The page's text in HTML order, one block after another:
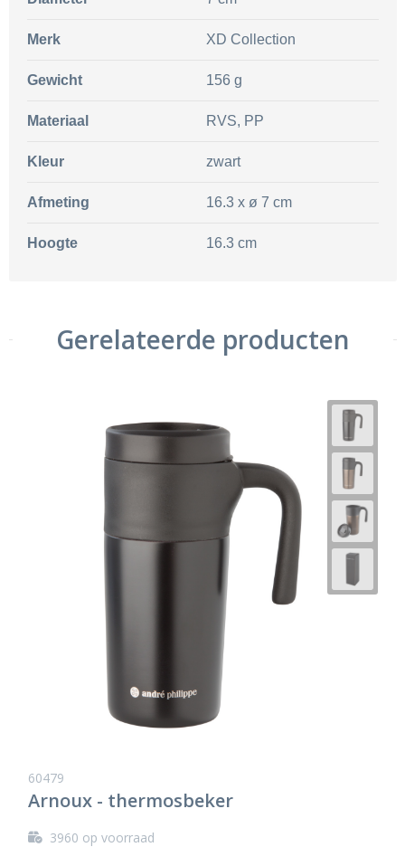
Merk XD Collection
Gewicht 156 g
Materiaal RVS, PP
Kleur zwart
Afmeting 16.3 x ø 7 cm
Hoogte 16.3 cm
Gerelateerde producten
60479
Arnoux - thermosbeker
3960 op voorraad